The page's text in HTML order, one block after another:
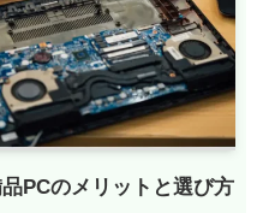
PCのメリットと選び方